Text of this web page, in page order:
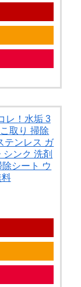
レ！水垢 3
取り 掃除
テンレス ガ
ンク 洗剤
シート ウ
料